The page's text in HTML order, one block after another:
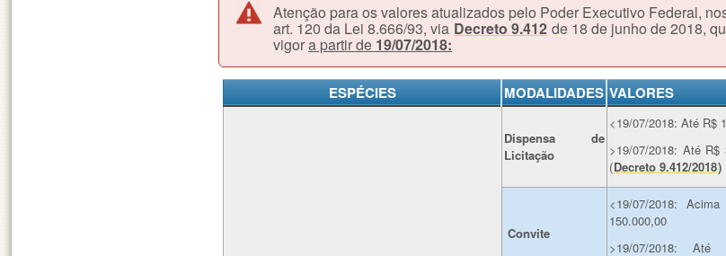
Atenção para os valores atualizados pelo Poder Executivo Federal,
art. 120 da Lei 8.666/93, via Decreto 9.412 de 18 de junho de 2018,
vigora partir de 19/07/2018:
ESPÉCIES MODALIDADES VALORES
Dispensa de
Licitação
<19/07/2018: Até R$
>19/07/2018: Até R$
(Decreto 9.412/2018)
Convite
<19/07/2018:
150.000,00
>19/07/2018: